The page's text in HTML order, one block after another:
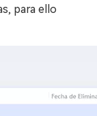
para ello